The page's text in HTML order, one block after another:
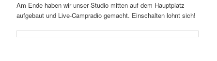
Am Ende haben wir unser Studio mitten auf dem Hauptplatz
aufgebaut und Live-Campradio gemacht. Einschalten lohnt sich!